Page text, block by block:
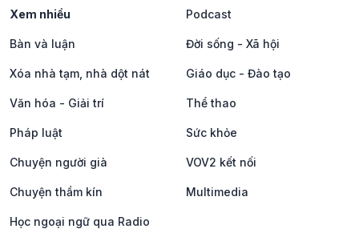
Xem nhiều Podcast
Bàn và luận Đời sống - Xã hội
Xóa nhà tạm, nhà dột nát Giáo dục - Đào tạo
Văn hóa - Giải trí Thể thao
Pháp luật Sức khỏe
Chuyện người già VOV2 kết nối
Chuyện thầm kín Multimedia
Học ngoại ngữ qua Radio